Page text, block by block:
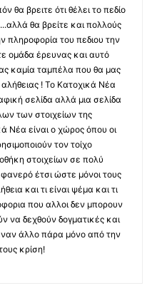
θα βρειτε ότι θέλει το πεδίο
θα βρείτε και πολλούς
πληροφορία του πεδιου την
ομάδα έρευνας και αυτό
καμία ταμπέλα που θα μας
! Το Κατοχικά Νέα
σελίδα αλλά μια σελίδα
των στοιχείων της
Νέα είναι ο χώρος όπου οι
τον τοίχο
στοιχείων σε πολύ
έτσι ώστε μόνοι τους
και τι είναι ψέμα και τι
που αλλοι δεν μπορουν
να δεχθούν δογματικές και
άλλο πάρα μόνο από την
κρίση!